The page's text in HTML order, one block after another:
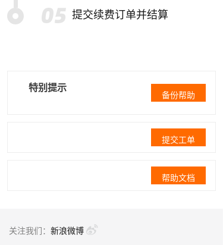
提交续费订单并结算
特别提示
备份帮助
提交工单
帮助文档